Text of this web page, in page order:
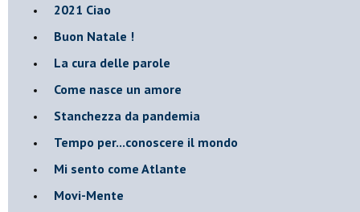
2021 Ciao
Buon Natale !
​La cura delle parole
​Come nasce un amore
Stanchezza da pandemia
​Tempo per...conoscere il mondo
​Mi sento come Atlante
​Movi-Mente